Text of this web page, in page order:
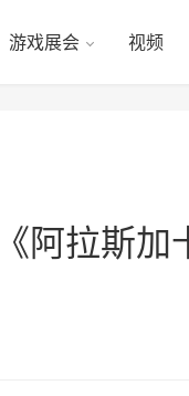
游戏展会 视频
阿拉斯加